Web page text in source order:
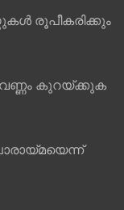
രൂപീകരിക്കും
വണ്ണം കുറയ്ക്കുക